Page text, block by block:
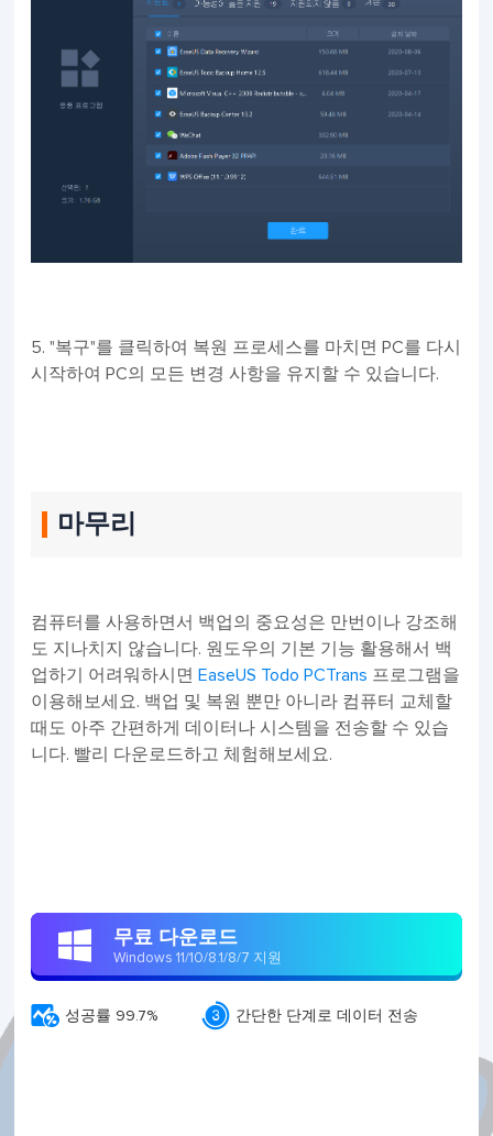
5. "복구"를 클릭하여 복원 프로세스를 마치면 PC를 다시
시작하여 PC의 모든 변경 사항을 유지할 수 있습니다.
마무리
컴퓨터를 사용하면서 백업의 중요성은 만번이나 강조해
도 지나치지 않습니다. 원도우의 기본 기능 활용해서 백
업하기 어려워하시면EaseUS Todo PCTrans 프로그램을
이용해보세요. 백업 및 복원 뿐만 아니라 컴퓨터 교체할
때도 아주 간편하게 데이터나 시스템을 전송할 수 있습
니다. 빨리 다운로드하고 체험해보세요.
 무료 다운로드
Windows 11/10/8.1/8/7 지원
 성공률 99.7%  간단한 단계로 데이터 전송